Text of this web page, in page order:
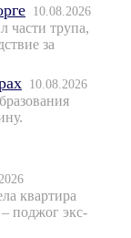
10.08.2026
части трупа,
за
10.08.2026
квартира
поджог экс-